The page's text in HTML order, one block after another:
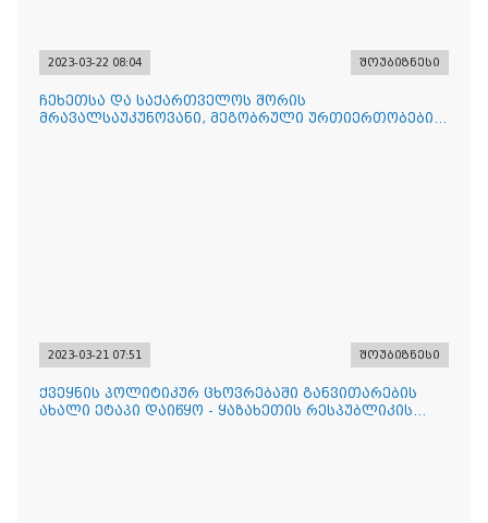
2023-03-22 08:04 შოუბიზნესი
ჩეხეთსა და საქართველოს შორის
მრავალსაუკუნოვანი, მეგობრული ურთიერთობები
2023-03-21 07:51 შოუბიზნესი
ქვეყნის პოლიტიკურ ცხოვრებაში განვითარების
ახალი ეტაპი დაიწყო - ყაზახეთის რესპუბლიკის